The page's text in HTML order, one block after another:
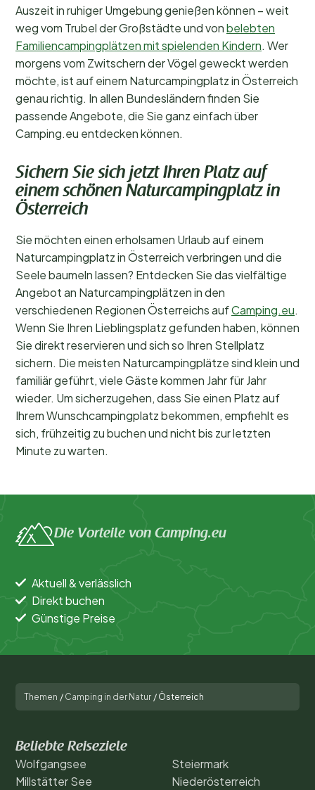
Auszeit in ruhiger Umgebung genießen können – weit
weg vom Trubel der Großstädte und vonbelebten
Familiencampingplätzen mit spielenden Kindern. Wer
morgens vom Zwitschern der Vögel geweckt werden
möchte, ist auf einem Naturcampingplatz in Österreich
genau richtig. In allen Bundesländern finden Sie
passende Angebote, die Sie ganz einfach über
Camping.eu entdecken können.
Sichern Sie sich jetzt Ihren Platz auf
einem schönen Naturcampingplatz in
Österreich
Sie möchten einen erholsamen Urlaub auf einem
Naturcampingplatz in Österreich verbringen und die
Seele baumeln lassen? Entdecken Sie das vielfältige
Angebot an Naturcampingplätzen in den
verschiedenen Regionen Österreichs aufCamping.eu.
Wenn Sie Ihren Lieblingsplatz gefunden haben, können
Sie direkt reservieren und sich so Ihren Stellplatz
sichern. Die meisten Naturcampingplätze sind klein und
familiär geführt, viele Gäste kommen Jahr für Jahr
wieder. Um sicherzugehen, dass Sie einen Platz auf
Ihrem Wunschcampingplatz bekommen, empfiehlt es
sich, frühzeitig zu buchen und nicht bis zur letzten
Minute zu warten.
Die Vorteile von Camping.eu
Aktuell & verlässlich
Direkt buchen
Günstige Preise
Themen / Camping in der Natur / Österreich
Beliebte Reiseziele
Wolfgangsee
Millstätter See
Steiermark
Niederösterreich